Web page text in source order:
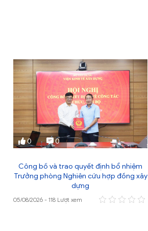
0 0
Công bố và trao quyết định bổ nhiệm
Trưởng phòng Nghiên cứu hợp đồng xây
dựng
05/08/2026 - 118 Lượt xem